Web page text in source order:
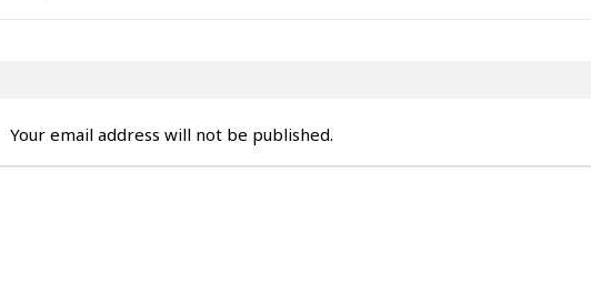
Your email address will not be published.